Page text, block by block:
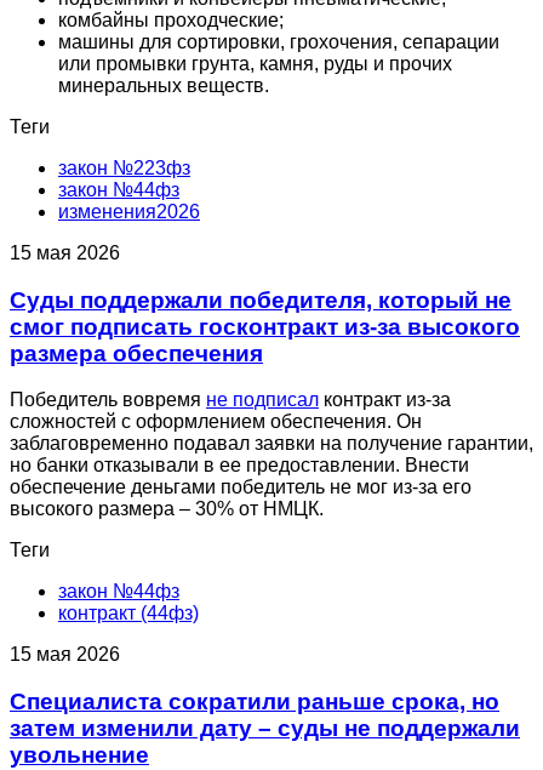
комбайны проходческие;
машины для сортировки, грохочения, сепарации
или промывки грунта, камня, руды и прочих
минеральных веществ.
Теги
закон №223фз
закон №44фз
изменения2026
15 мая 2026
Суды поддержали победителя, который не
смог подписать госконтракт из-за высокого
размера обеспечения
Победитель вовремя не подписал контракт из-за
сложностей с оформлением обеспечения. Он
заблаговременно подавал заявки на получение гарантии,
но банки отказывали в ее предоставлении. Внести
обеспечение деньгами победитель не мог из-за его
высокого размера – 30% от НМЦК.
Теги
закон №44фз
контракт (44фз)
15 мая 2026
Специалиста сократили раньше срока, но
затем изменили дату – суды не поддержали
увольнение